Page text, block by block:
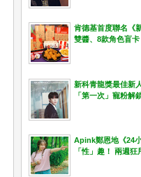
肯德基首度聯名《
雙醬、8款角色盲
新科青龍獎最佳新
「第一次」寵粉解
Apink鄭恩地《24
「性」趣！ 兩週